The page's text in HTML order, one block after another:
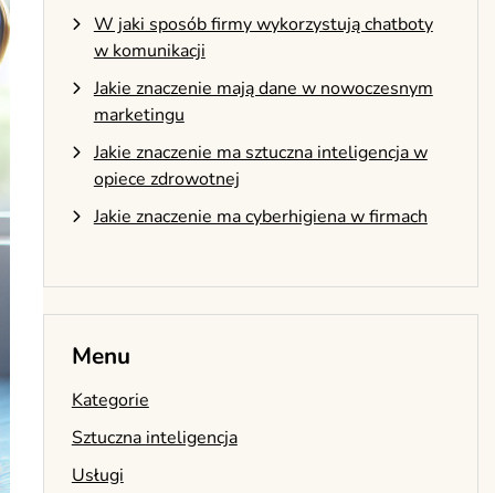
W jaki sposób firmy wykorzystują chatboty
w komunikacji
Jakie znaczenie mają dane w nowoczesnym
marketingu
Jakie znaczenie ma sztuczna inteligencja w
opiece zdrowotnej
Jakie znaczenie ma cyberhigiena w firmach
Menu
Kategorie
Sztuczna inteligencja
Usługi